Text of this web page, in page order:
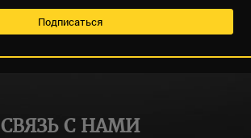
СВЯЗЬ С НАМИ